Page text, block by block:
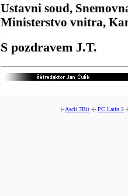
Ustavni soud,
Ministerstvo vnitra,
S pozdravem J.T.
|- Ascii 7Bit -|- PC Latin 2